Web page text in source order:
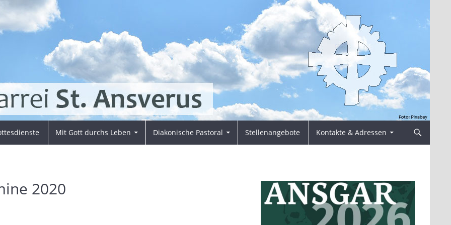
Mit Gott durchs Leben Diakonische Pastoral Stellenangebote Kontakte & Adressen
2020